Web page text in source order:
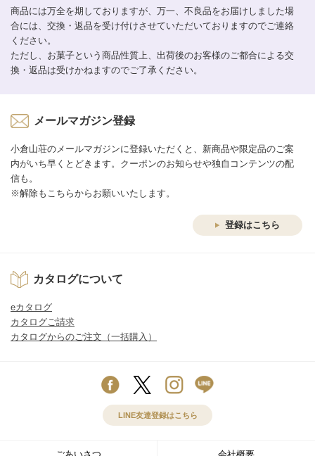
商品には万全を期しておりますが、万一、不良品をお届けしました場
合には、交換・返品を受け付けさせていただいておりますのでご連絡
ください。
ただし、お菓子という商品性質上、出荷後のお客様のご都合による交
換・返品は受けかねますのでご了承ください。
メールマガジン登録
小倉山荘のメールマガジンに登録いただくと、新商品や限定品のご案
内がいち早くとどきます。クーポンのお知らせや独自コンテンツの配
信も。
※解除もこちらからお願いいたします。
登録はこちら
カタログについて
eカタログ
カタログご請求
カタログからのご注文（一括購入）
LINE友達登録はこちら